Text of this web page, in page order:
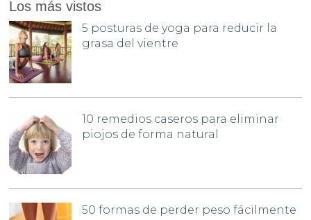
Los más vistos
5 posturas de yoga para reducir la
grasa del vientre
10 remedios caseros para eliminar
piojos de forma natural
50 formas de perder peso fácilmente